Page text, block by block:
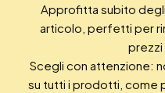
Approfitta subito
articolo, perfetti per
prezzi
Scegli con attenzione:
su tutti i prodotti, come